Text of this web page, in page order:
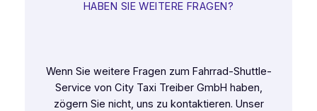
HABEN SIE WEITERE FRAGEN?
Wenn Sie weitere Fragen zum Fahrrad-Shuttle-
Service von City Taxi Treiber GmbH haben,
zögern Sie nicht, uns zu kontaktieren. Unser